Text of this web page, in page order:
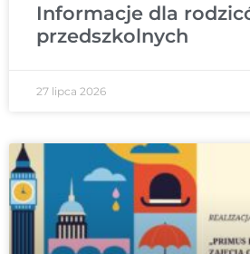
Informacje dla
przedszkolnych
27 lipca 2026